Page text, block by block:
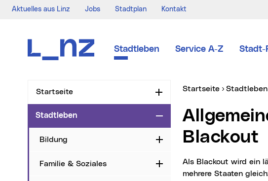
Aktuelles aus Linz Jobs Stadtplan Kontakt
Stadtleben Service A-Z
Startseite Aufklappen
Stadtleben Zuklappen
Bildung Aufklappen
Familie & Soziales Aufklappen
Sie sind hier:
Startseite Stadtleben
Allgemeine Informationen zum
Blackout
Als Blackout wird ein länger dauernder, großflächiger Stromausfall bezeichnet, der
mehrere Staaten